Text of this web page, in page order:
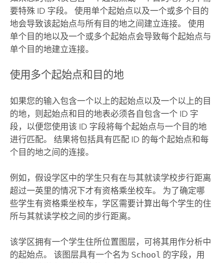
要特殊 ID 字段。 使用单个起始点以及一个或多个目的
地会导致该起始点与所有目的地之间建立连接。 使用
单个目的地以及一个或多个起始点会导致每个起始点与
单个目的地建立连接。
使用多个起始点和目的地
如果您的输入包含一个以上的起始点以及一个以上的目
的地，则起始点和目的地表必须各自包含一个 ID 字
段，以便您使用该 ID 字段将每个起始点与一个目的地
进行匹配。 结果将包括具有匹配 ID 的每个起始点和每
个目的地之间的连接。
例如，假设学区中的学生只有在与其就读学校步行距离
超过一英里的情况下才有资格乘坐校车。 为了确定哪
些学生有资格乘坐校车，学区需要计算出每个学生的住
所与其就读学校之间的步行距离。
该学区拥有一个学生住所位置图层，可将其用作分析中
的起始点。 该图层具有一个名为 School 的字段，用